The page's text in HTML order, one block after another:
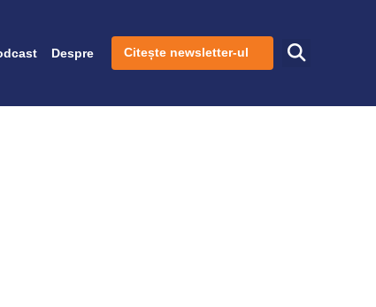
Despre Citește newsletter-ul